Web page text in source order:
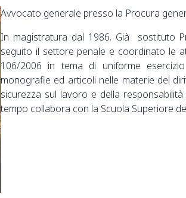
Avvocato generale presso la Procura
In magistratura dal 1986. Già sostituto
seguito il settore penale e coordinato le
106/2006 in tema di uniforme
monografie ed articoli nelle materie del
sicurezza sul lavoro e della
tempo collabora con la Scuola Superiore